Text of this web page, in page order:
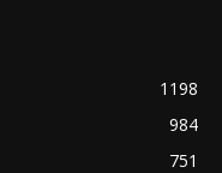
1198
984
751